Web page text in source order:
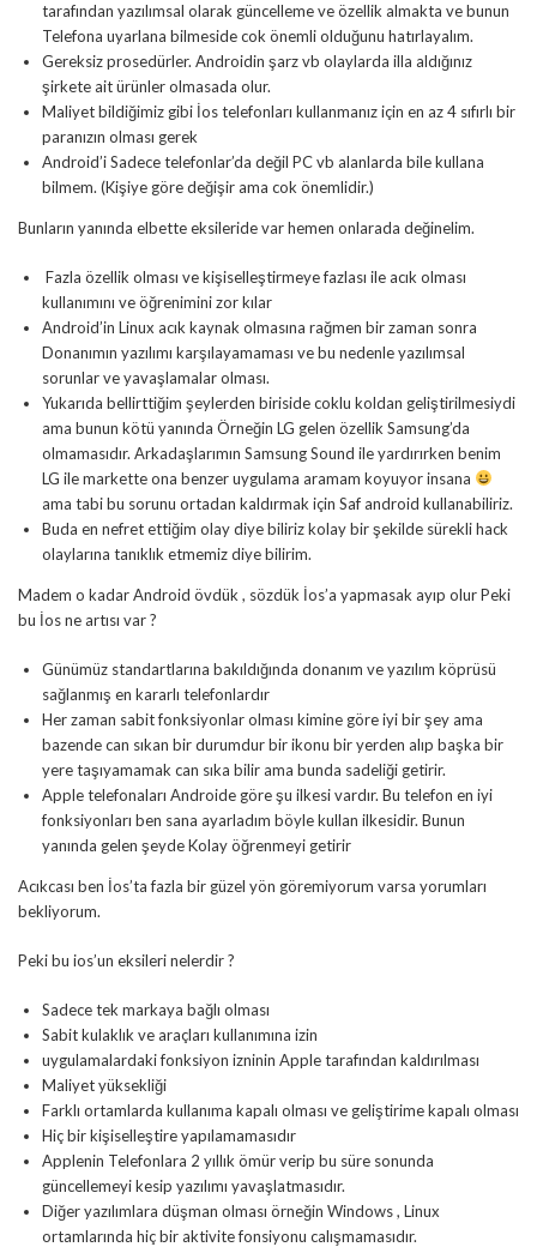
tarafından yazılımsal olarak güncelleme ve özellik almakta ve bunun
Telefona uyarlana bilmeside cok önemli olduğunu hatırlayalım.
Gereksiz prosedürler. Androidin şarz vb olaylarda illa aldığınız
şirkete ait ürünler olmasada olur.
Maliyet bildiğimiz gibi İos telefonları kullanmanız için en az 4 sıfırlı bir
paranızın olması gerek
Android’i Sadece telefonlar’da değil PC vb alanlarda bile kullana
bilmem. (Kişiye göre değişir ama cok önemlidir.)
Bunların yanında elbette eksileride var hemen onlarada değinelim.
Fazla özellik olması ve kişiselleştirmeye fazlası ile acık olması
kullanımını ve öğrenimini zor kılar
Android’in Linux acık kaynak olmasına rağmen bir zaman sonra
Donanımın yazılımı karşılayamaması ve bu nedenle yazılımsal
sorunlar ve yavaşlamalar olması.
Yukarıda bellirttiğim şeylerden biriside coklu koldan geliştirilmesiydi
ama bunun kötü yanında Örneğin LG gelen özellik Samsung’da
olmamasıdır. Arkadaşlarımın Samsung Sound ile yardırırken benim
LG ile markette ona benzer uygulama aramam koyuyor insana
ama tabi bu sorunu ortadan kaldırmak için Saf android kullanabiliriz.
Buda en nefret ettiğim olay diye biliriz kolay bir şekilde sürekli hack
olaylarına tanıklık etmemiz diye bilirim.
Madem o kadar Android övdük , sözdük İos’a yapmasak ayıp olur Peki
bu İos ne artısı var ?
Günümüz standartlarına bakıldığında donanım ve yazılım köprüsü
sağlanmış en kararlı telefonlardır
Her zaman sabit fonksiyonlar olması kimine göre iyi bir şey ama
bazende can sıkan bir durumdur bir ikonu bir yerden alıp başka bir
yere taşıyamamak can sıka bilir ama bunda sadeliği getirir.
Apple telefonaları Androide göre şu ilkesi vardır. Bu telefon en iyi
fonksiyonları ben sana ayarladım böyle kullan ilkesidir. Bunun
yanında gelen şeyde Kolay öğrenmeyi getirir
Acıkcası ben İos’ta fazla bir güzel yön göremiyorum varsa yorumları
bekliyorum.
Peki bu ios’un eksileri nelerdir ?
Sadece tek markaya bağlı olması
Sabit kulaklık ve araçları kullanımına izin
uygulamalardaki fonksiyon izninin Apple tarafından kaldırılması
Maliyet yüksekliği
Farklı ortamlarda kullanıma kapalı olması ve geliştirime kapalı olması
Hiç bir kişiselleştire yapılamamasıdır
Applenin Telefonlara 2 yıllık ömür verip bu süre sonunda
güncellemeyi kesip yazılımı yavaşlatmasıdır.
Diğer yazılımlara düşman olması örneğin Windows , Linux
ortamlarında hiç bir aktivite fonsiyonu calışmamasıdır.